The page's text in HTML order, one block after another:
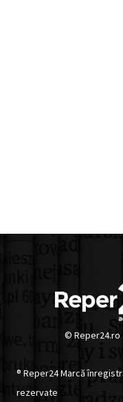
© Reper24.ro
® Reper24 Marcă
rezervate